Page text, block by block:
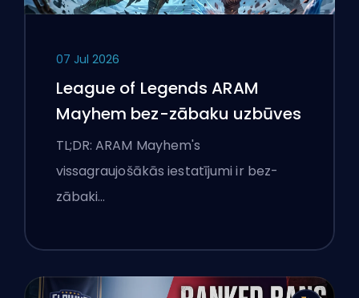
07 Jul 2026
League of Legends ARAM
Mayhem bez-zābaku uzbūves
TL;DR: ARAM Mayhem's
vissagraujošākās iestatījumi ir bez-
zābaki…